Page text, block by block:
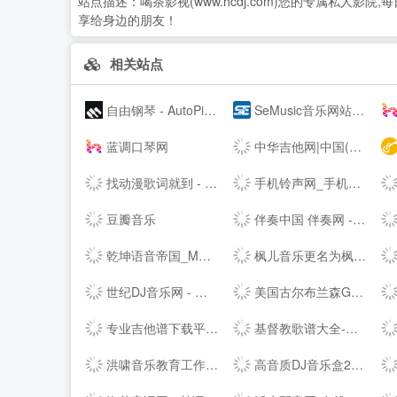
享给身边的朋友！
相关站点
自由钢琴 - AutoPiano | 在线钢琴，键盘钢琴，模拟钢琴，多种乐器选择，好听又好玩 SeMusic音乐网站源码|一号DJ开源PHP音乐CMS网站管理系统
蓝调口琴网 中华吉他网|中国(珠海)国际吉他艺术节|中国(珠海)吉他大赛|教育|琴行|厂商|珠海吉他学会|研究会|珠海市音乐家协会|联谊会|结他|吉它|china|gutiar|keytar|www.zhguitar.com
找动漫歌词就到 - 每日动漫歌词网 手机铃声网_手机铃声下载_免费手机铃声下载
豆瓣音乐 伴奏中国 伴奏网 -- 【其他均为假冒网站 将追究法律责任】
乾坤语音帝国_MP3音乐免费试听下载网站 枫儿音乐更名为枫儿乐谱网提供各种简谱，歌谱，五线谱，吉他谱
世纪DJ音乐网 - 无损高品质DJ舞曲分享,音质最好的DJ免费下载网站 美国古尔布兰森GULBRANSEN-百年高端品牌钢琴-（中国）--
专业吉他谱下载平台 - 吉他世界 基督教歌谱大全-分享基督教赞美诗歌简谱，五线谱，和弦谱，歌词的最佳网站!
洪啸音乐教育工作站 - 音乐教师的网络家园 - Powered by Discuz! 高音质DJ音乐盒2020---320kbps高清DJ播放器 dj音乐盒2016